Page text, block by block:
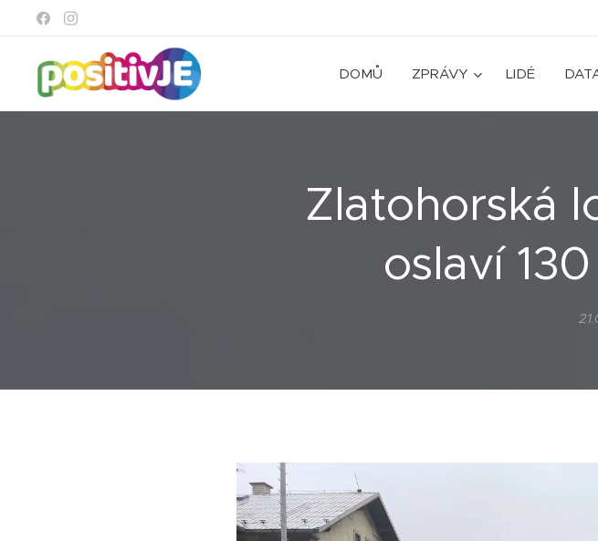
DOMŮ ZPRÁVY LIDÉ
Zlatohorská
oslaví